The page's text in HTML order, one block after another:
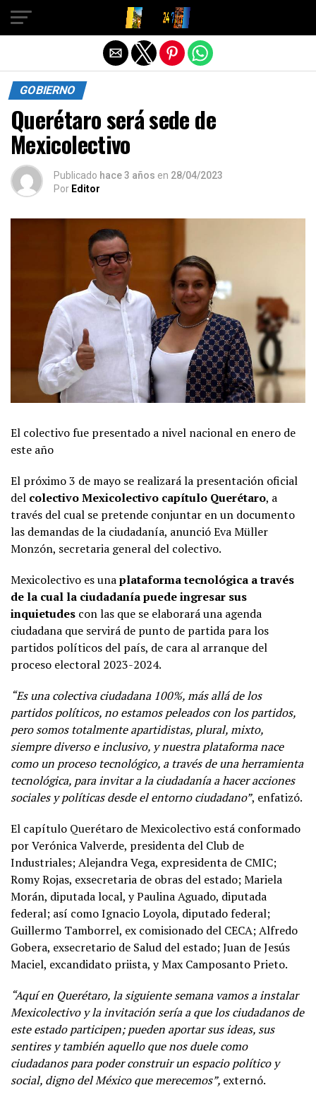
GOBIERNO
Querétaro será sede de
Mexicolectivo
Publicado hace 3 años en 28/04/2023
Por Editor
El colectivo fue presentado a nivel nacional en enero de
este año
El próximo 3 de mayo se realizará la presentación oficial
del colectivo Mexicolectivo capítulo Querétaro, a
través del cual se pretende conjuntar en un documento
las demandas de la ciudadanía, anunció Eva Müller
Monzón, secretaria general del colectivo.
Mexicolectivo es unaplataforma tecnológica a través
de la cual la ciudadanía puede ingresar sus
inquietudes con las que se elaborará una agenda
ciudadana que servirá de punto de partida para los
partidos políticos del país, de cara al arranque del
proceso electoral 2023-2024.
“Es una colectiva ciudadana 100%, más allá de los
partidos políticos, no estamos peleados con los partidos,
pero somos totalmente apartidistas, plural, mixto,
siempre diverso e inclusivo, y nuestra plataforma nace
como un proceso tecnológico, a través de una herramienta
tecnológica, para invitar a la ciudadanía a hacer acciones
sociales y políticas desde el entorno ciudadano”, enfatizó.
El capítulo Querétaro de Mexicolectivo está conformado
por Verónica Valverde, presidenta del Club de
Industriales; Alejandra Vega, expresidenta de CMIC;
Romy Rojas, exsecretaria de obras del estado; Mariela
Morán, diputada local, y Paulina Aguado, diputada
federal; así como Ignacio Loyola, diputado federal;
Guillermo Tamborrel, ex comisionado del CECA; Alfredo
Gobera, exsecretario de Salud del estado; Juan de Jesús
Maciel, excandidato priista, y Max Camposanto Prieto.
“Aquí en Querétaro, la siguiente semana vamos a instalar
Mexicolectivo y la invitación sería a que los ciudadanos de
este estado participen; pueden aportar sus ideas, sus
sentires y también aquello que nos duele como
ciudadanos para poder construir un espacio político y
social, digno del México que merecemos”, externó.
Salir de la versión móvil